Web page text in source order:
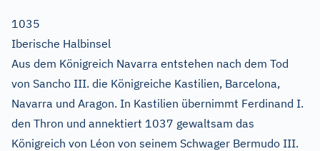
1035
Iberische Halbinsel
Aus dem Königreich Navarra entstehen nach dem Tod
von Sancho III. die Königreiche Kastilien, Barcelona,
Navarra und Aragon. In Kastilien übernimmt Ferdinand I.
den Thron und annektiert 1037 gewaltsam das
Königreich von Léon von seinem Schwager Bermudo III.